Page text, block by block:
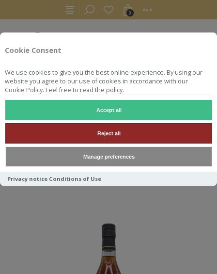
Cookie Consent
We use cookies to give you the best online experience. By using our
website you agree to our use of cookies in accordance with our
Cookie Policy. Feel free to read the policy.
Accept all
Reject all
Manage preferences
Privacy notice Conditions of Use
0
MALTERNATIVE COGNAC LOT
69 #40 MA CERISE 70CL 50.3